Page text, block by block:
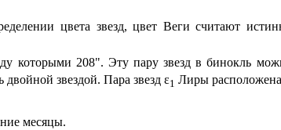
цвета звезд, цвет Веги считают
которыми 208". Эту пару звезд в бинокль
звездой. Пара звезд ε1 Лиры
месяцы.